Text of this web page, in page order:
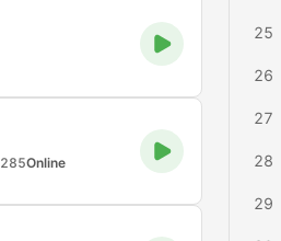
285Online
25
26
27
28
29